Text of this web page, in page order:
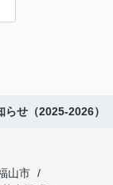
せ（2025-2026）
山市